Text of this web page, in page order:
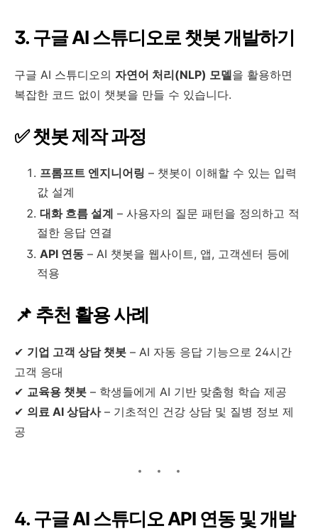
3. 구글 AI 스튜디오로 챗봇 개발하기
구글 AI 스튜디오의 자연어 처리(NLP) 모델을 활용하면
복잡한 코드 없이 챗봇을 만들 수 있습니다.
✅ 챗봇 제작 과정
프롬프트 엔지니어링 – 챗봇이 이해할 수 있는 입력
값 설계
대화 흐름 설계 – 사용자의 질문 패턴을 정의하고 적
절한 응답 연결
API 연동 – AI 챗봇을 웹사이트, 앱, 고객센터 등에
적용
📌 추천 활용 사례
✔ 기업 고객 상담 챗봇 – AI 자동 응답 기능으로 24시간
고객 응대
✔ 교육용 챗봇 – 학생들에게 AI 기반 맞춤형 학습 제공
✔ 의료 AI 상담사– 기초적인 건강 상담 및 질병 정보 제
공
4. 구글 AI 스튜디오 API 연동 및 개발